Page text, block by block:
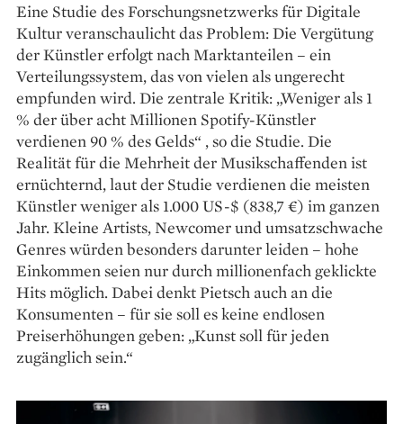
Eine Studie des Forschungsnetzwerks für Digitale
Kultur veranschaulicht das Problem: Die Vergütung
der Künstler erfolgt nach Marktanteilen – ein
Verteilungssystem, das von vielen als ungerecht
empfunden wird. Die zentrale Kritik: „Weniger als 1
% der über acht Millionen Spotify-Künstler
verdienen 90 % des Gelds“ , so die Studie. Die
Realität für die Mehrheit der Musikschaffenden ist
ernüchternd, laut der Studie verdienen die meisten
Künstler weniger als 1.000 US-$ (838,7 €) im ganzen
Jahr. Kleine Artists, Newcomer und umsatzschwache
Genres würden besonders darunter leiden – hohe
Einkommen seien nur durch millionenfach geklickte
Hits möglich. Dabei denkt Pietsch auch an die
Konsumenten – für sie soll es keine endlosen
Preiserhöhungen geben: „Kunst soll für jeden
zugänglich sein.“